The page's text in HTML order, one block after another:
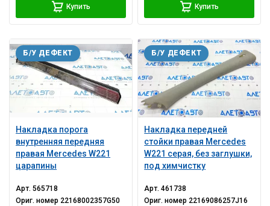
Купить Купить
Накладка порога
внутренняя передняя
правая Mercedes W221
царапины
Б/У ДЕФЕКТ
Арт.565718
Ориг. номер 22168002357G50
Накладка передней
стойки правая Mercedes
W221 серая, без заглушки,
под химчистку
Б/У ДЕФЕКТ
Арт.461738
Ориг. номер 22169086257J16